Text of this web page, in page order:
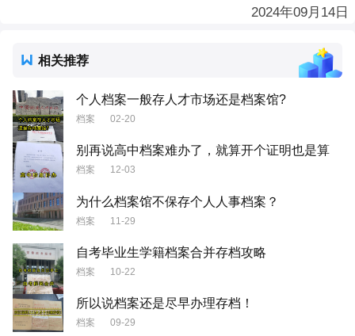
2024年09月14日
相关推荐
个人档案一般存人才市场还是档案馆?
档案 02-20
别再说高中档案难办了，就算开个证明也是算
档案 12-03
为什么档案馆不保存个人人事档案？
档案 11-29
自考毕业生学籍档案合并存档攻略
档案 10-22
所以说档案还是尽早办理存档！
档案 09-29